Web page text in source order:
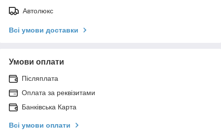
Автолюкс
Всі умови доставки
Умови оплати
Післяплата
Оплата за реквізитами
Банківська Карта
Всі умови оплати